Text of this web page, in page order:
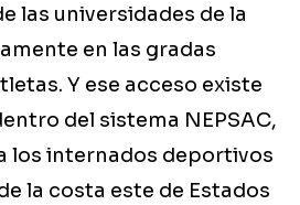
las universidades de la
en las gradas
Y ese acceso existe
del sistema NEPSAC,
los internados deportivos
la costa este de Estados